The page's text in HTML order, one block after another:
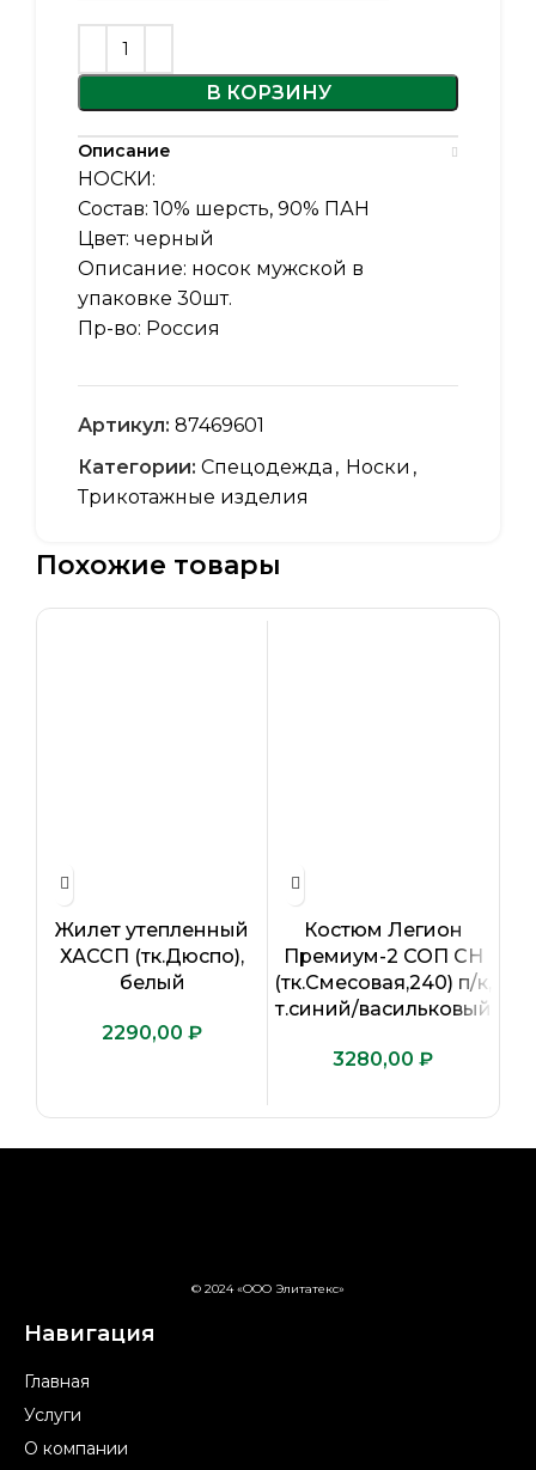
В КОРЗИНУ
Описание
НОСКИ:
Состав: 10% шерсть, 90% ПАН
Цвет: черный
Описание: носок мужской в
упаковке 30шт.
Пр-во: Россия
Артикул: 87469601
Категории: Спецодежда , Носки ,
Трикотажные изделия
Похожие товары
Жилет утепленный
ХАССП (тк.Дюспо),
белый
₽
Костюм Легион
Премиум-2 СОП CH
(тк.Смесовая,240) п/к,
т.синий/васильковый
₽
© 2024 «ООО Элитатекс»
Навигация
Главная
Услуги
О компании